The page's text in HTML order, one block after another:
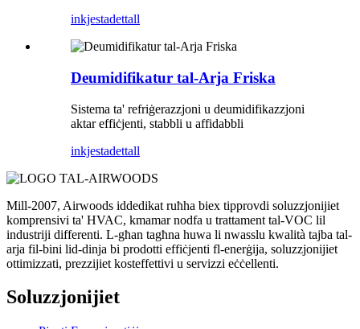
inkjestadettall
Deumidifikatur tal-Arja Friska
Sistema ta' refriġerazzjoni u deumidifikazzjoni
aktar effiċjenti, stabbli u affidabbli
inkjestadettall
Mill-2007, Airwoods iddedikat ruħha biex tipprovdi soluzzjonijiet
komprensivi ta' HVAC, kmamar nodfa u trattament tal-VOC lil
industriji differenti. L-għan tagħna huwa li nwasslu kwalità tajba tal-
arja fil-bini lid-dinja bi prodotti effiċjenti fl-enerġija, soluzzjonijiet
ottimizzati, prezzijiet kosteffettivi u servizzi eċċellenti.
Soluzzjonijiet